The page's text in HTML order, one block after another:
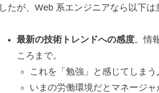
したが、Web 系エンジニアなら以下は
最新の技術トレンドへの感度。情
ころまで。
これを「勉強」と感じてしまう
いまの労働環境だとマネージ